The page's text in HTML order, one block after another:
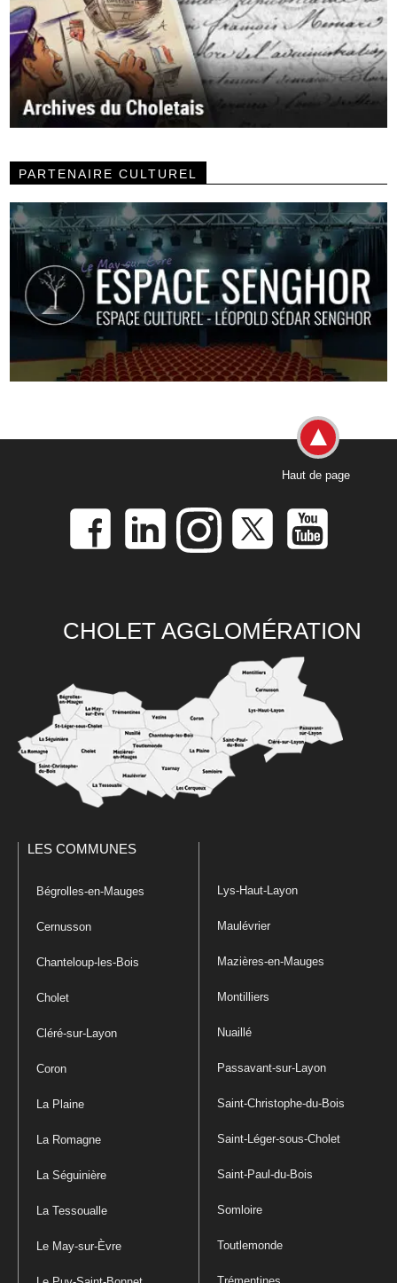
PARTENAIRE CULTUREL
Haut de page
CHOLET AGGLOMÉRATION
LES COMMUNES
Bégrolles-en-Mauges
Cernusson
Chanteloup-les-Bois
Cholet
Cléré-sur-Layon
Coron
La Plaine
La Romagne
La Séguinière
La Tessoualle
Le May-sur-Èvre
Lys-Haut-Layon
Maulévrier
Mazières-en-Mauges
Montilliers
Nuaillé
Passavant-sur-Layon
Saint-Christophe-du-Bois
Saint-Léger-sous-Cholet
Saint-Paul-du-Bois
Somloire
Toutlemonde